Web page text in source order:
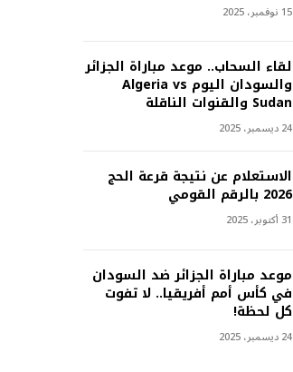
15 نوفمبر، 2025
لقاء السحاب.. موعد مباراة الجزائر
والسودان اليوم Algeria vs
Sudan والقنوات الناقلة
24 ديسمبر، 2025
الاستعلام عن نتيجة قرعة الحج
2026 بالرقم القومي
31 أكتوبر، 2025
موعد مباراة الجزائر ضد السودان
في كأس أمم أفريقيا.. لا تفوت
كل لحظة!
24 ديسمبر، 2025